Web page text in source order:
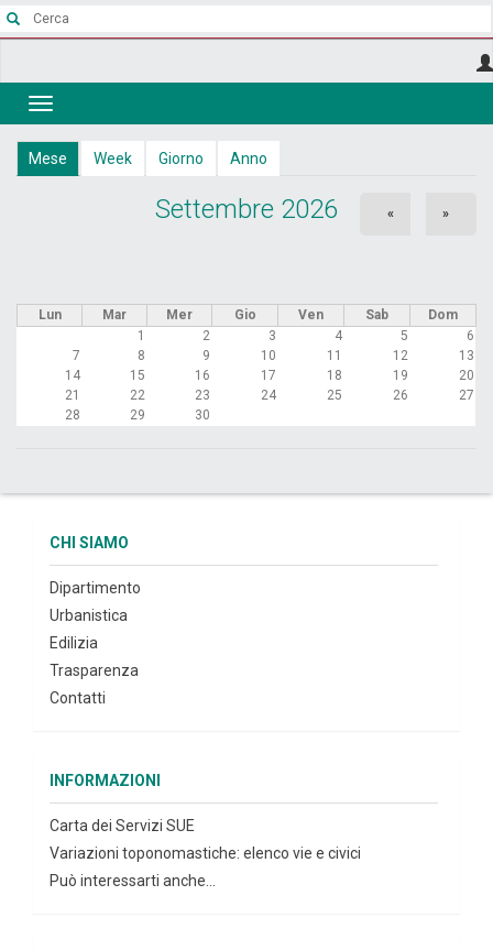
Salta
Toggle
navigation
Schede
Mese (scheda
attiva)
Week Giorno Anno
Settembre 2026 « »
Lun Mar Mer Gio Ven Sab
Dom
1
2 3 4 5
6
7
8 9 10 11 12
13
14
15 16 17 18 19
20
21
22 23 24 25 26
27
28
29 30
CHI SIAMO
Dipartimento
Urbanistica
Edilizia
Trasparenza
Contatti
INFORMAZIONI
Carta dei Servizi SUE
Variazioni toponomastiche: elenco vie e civici
Può interessarti anche...